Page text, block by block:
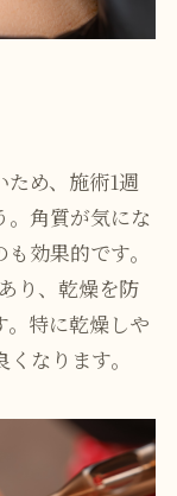
め、施術1週
。角質が気にな
効果的です。
り、乾燥を防
。特に乾燥しや
なります。